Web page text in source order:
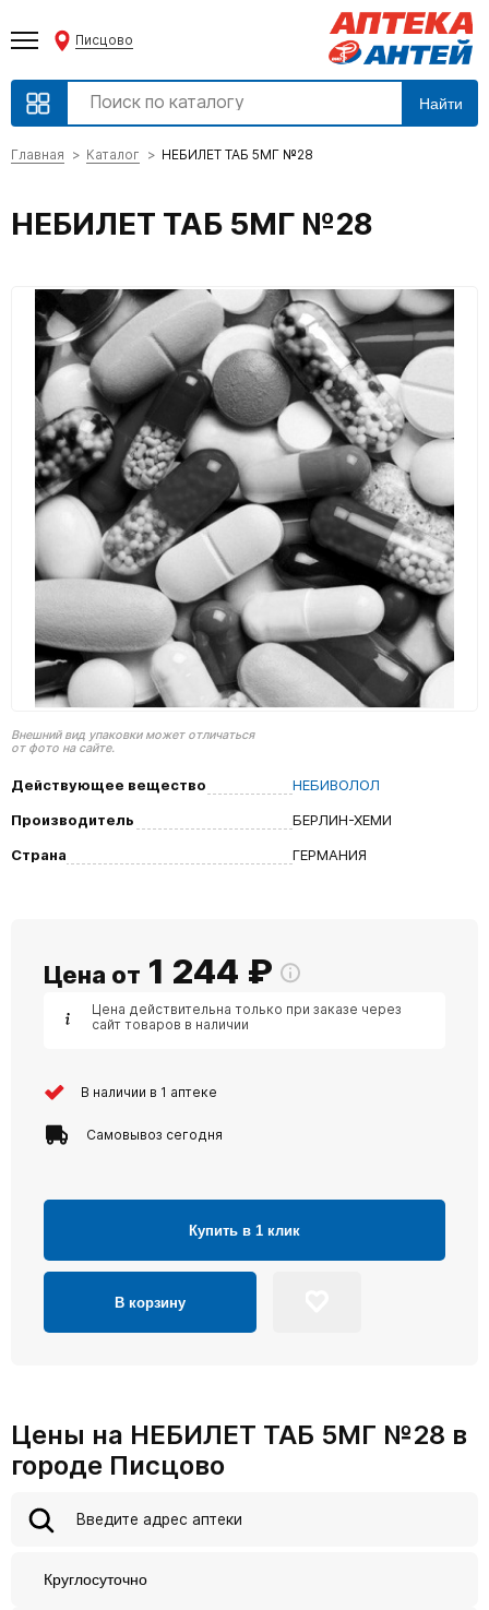
Писцово
Найти
Главная Каталог НЕБИЛЕТ ТАБ 5МГ №28
НЕБИЛЕТ ТАБ 5МГ №28
Внешний вид упаковки может отличаться
от фото на сайте.
Действующее вещество
НЕБИВОЛОЛ
Производитель
БЕРЛИН-ХЕМИ
Страна
ГЕРМАНИЯ
Цена от 1 244 ₽
Цена действительна только при заказе через
сайт товаров в наличии
В наличии в 1 аптеке
Самовывоз сегодня
Купить в 1 клик
В корзину
Цены на НЕБИЛЕТ ТАБ 5МГ №28 в
городе Писцово
Круглосуточно